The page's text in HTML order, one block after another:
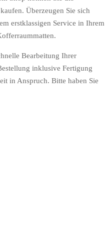
Überzeugen Sie sich
erstklassigen Service in Ihrem
Bearbeitung Ihrer
inklusive Fertigung
in Anspruch. Bitte haben Sie